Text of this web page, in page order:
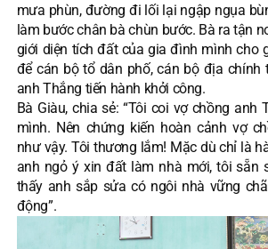
mưa phùn, đường đi lối lại ngập ngụa
làm bước chân bà chùn bước. Bà ra tận
giới diện tích đất của gia đình mình cho
để cán bộ tổ dân phố, cán bộ địa chính
anh Thắng tiến hành khởi công.
Bà Giàu, chia sẻ: “Tôi coi vợ chồng anh
mình. Nên chứng kiến hoàn cảnh vợ
như vậy. Tôi thương lắm! Mặc dù chỉ là
anh ngỏ ý xin đất làm nhà mới, tôi sẵn
thấy anh sắp sửa có ngôi nhà vững
động”.